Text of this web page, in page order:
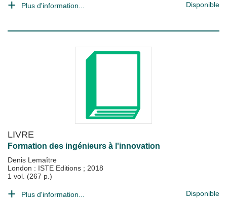
Plus d'information... Disponible
LIVRE
Formation des ingénieurs à l'innovation
Denis Lemaître
London : ISTE Editions ; 2018
1 vol. (267 p.)
Plus d'information... Disponible